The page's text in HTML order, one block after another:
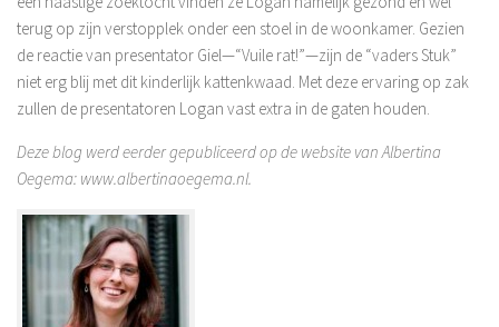
terug op zijn verstopplek onder een stoel in de woonkamer. Gezien
de reactie van presentator Giel—“Vuile rat!”—zijn de “vaders Stuk”
niet erg blij met dit kinderlijk kattenkwaad. Met deze ervaring op zak
zullen de presentatoren Logan vast extra in de gaten houden.
Deze blog werd eerder gepubliceerd op de website van Albertina
Oegema: www.albertinaoegema.nl.